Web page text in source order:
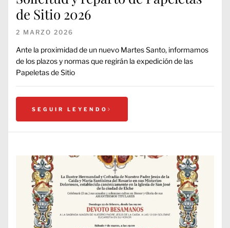
de Sitio 2026
2 MARZO 2026
Ante la proximidad de un nuevo Martes Santo, informamos
de los plazos y normas que regirán la expedición de las
Papeletas de Sitio
SEGUIR LEYENDO